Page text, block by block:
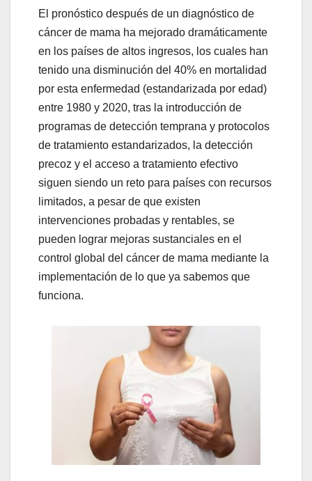
El pronóstico después de un diagnóstico de
cáncer de mama ha mejorado dramáticamente
en los países de altos ingresos, los cuales han
tenido una disminución del 40% en mortalidad
por esta enfermedad (estandarizada por edad)
entre 1980 y 2020, tras la introducción de
programas de detección temprana y protocolos
de tratamiento estandarizados, la detección
precoz y el acceso a tratamiento efectivo
siguen siendo un reto para países con recursos
limitados, a pesar de que existen
intervenciones probadas y rentables, se
pueden lograr mejoras sustanciales en el
control global del cáncer de mama mediante la
implementación de lo que ya sabemos que
funciona.